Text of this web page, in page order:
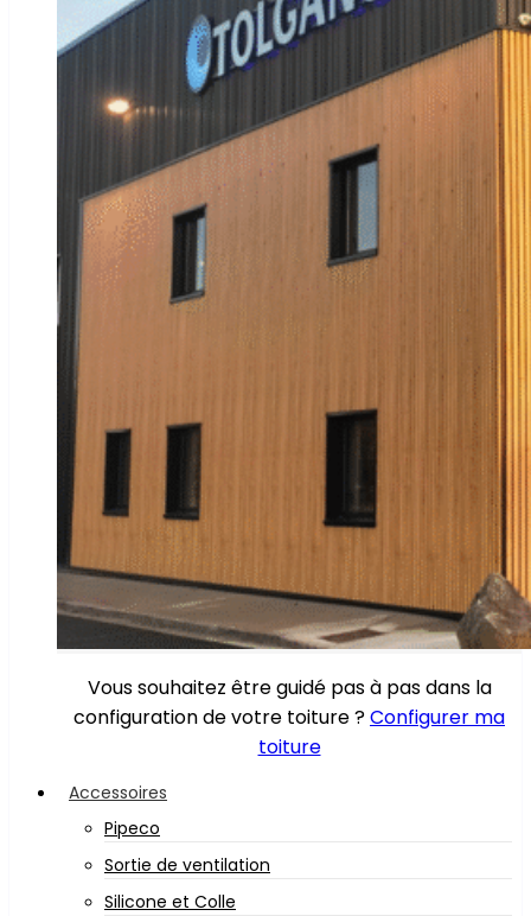
Vous souhaitez être guidé pas à pas dans la
configuration de votre toiture ?Configurer ma
toiture
Accessoires
Pipeco
Sortie de ventilation
Silicone et Colle